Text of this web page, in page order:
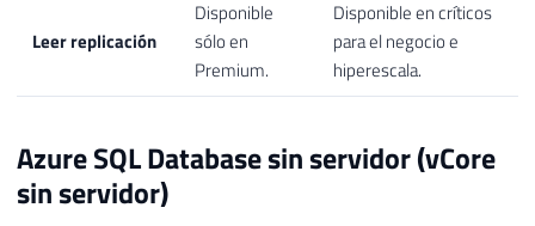
Leer replicación
Disponible
sólo en
Premium.
Disponible en críticos
para el negocio e
hiperescala.
Azure SQL Database sin servidor (vCore
sin servidor)